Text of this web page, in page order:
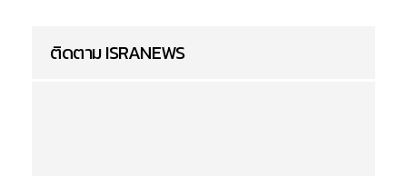
ติดตาม ISRANEWS